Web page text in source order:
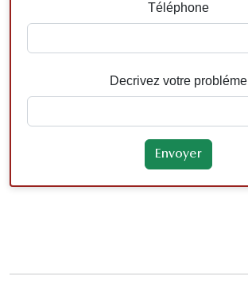
Téléphone
Decrivez votre probléme